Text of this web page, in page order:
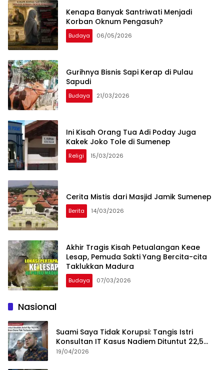
Kenapa Banyak Santriwati Menjadi
Korban Oknum Pengasuh?
Budaya 06/05/2026
Gurihnya Bisnis Sapi Kerap di Pulau
Sapudi
Budaya 21/03/2026
Ini Kisah Orang Tua Adi Poday Juga
Kakek Joko Tole di Sumenep
Religi 15/03/2026
Cerita Mistis dari Masjid Jamik Sumenep
Berita 14/03/2026
Akhir Tragis Kisah Petualangan Keae
Lesap, Pemuda Sakti Yang Bercita-cita
Taklukkan Madura
Budaya 07/03/2026
Nasional
Suami Saya Tidak Korupsi: Tangis Istri
Konsultan IT Kasus Nadiem Dituntut 22,5
Tahun
19/04/2026